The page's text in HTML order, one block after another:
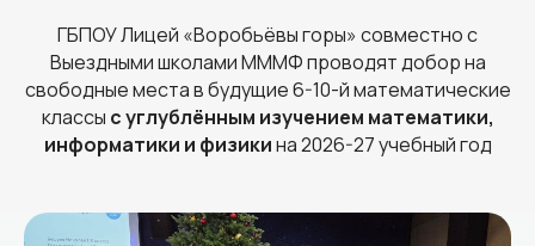
ГБПОУ Лицей «Воробьёвы горы» совместно с
Выездными школами МММФ проводят добор на
свободные места в будущие 6-10-й математические
классы с углублённым изучением математики,
информатики и физикина 2026-27 учебный год